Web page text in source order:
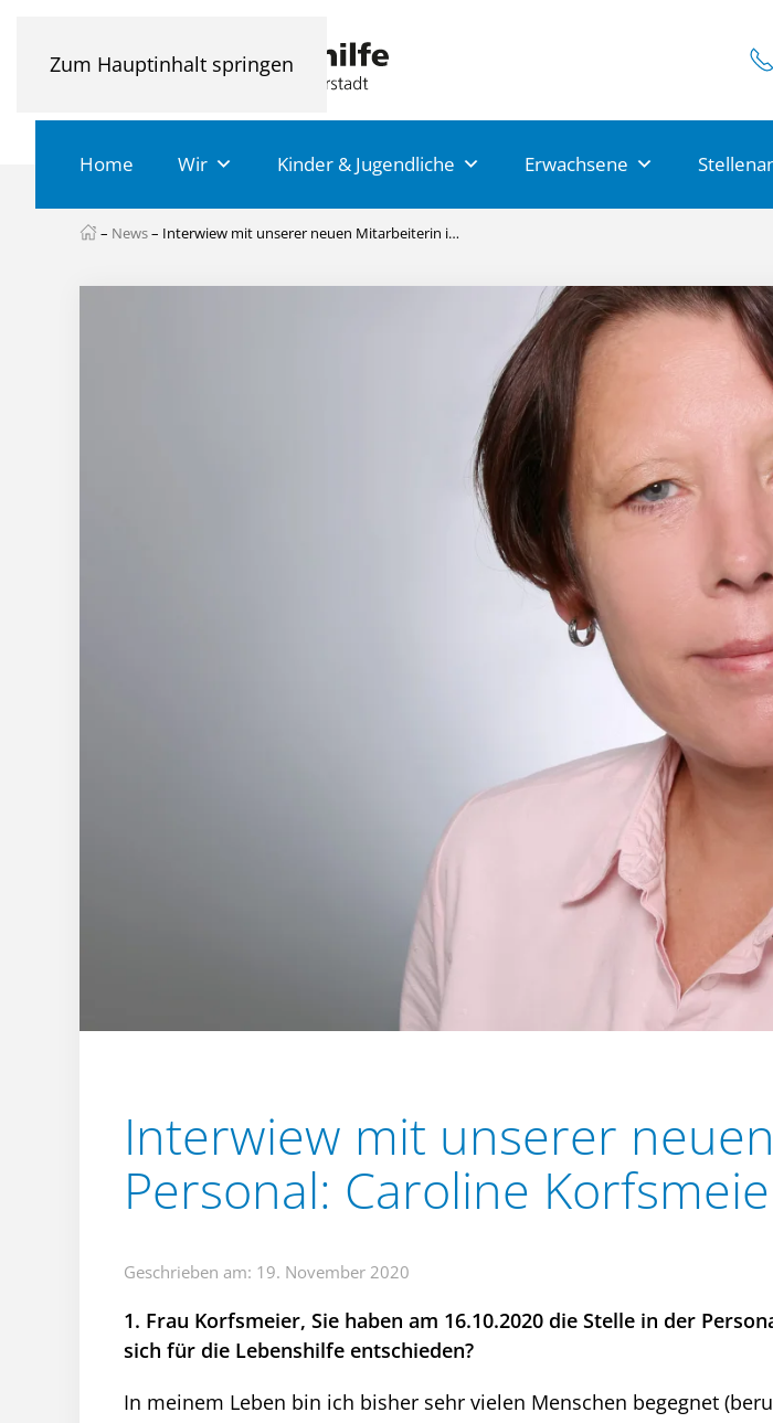
Zum Hauptinhalt springen
Home Wir Kinder & Jugendliche Erwachsene
– News– Interwiew mit unserer neuen Mitarbeiterin im Personal: Caroline Korfsmeier
Interwiew mit unserer
Personal: Caroline
Geschrieben am: 19. November 2020
1. Frau Korfsmeier, Sie haben am 16.10.2020 die Stelle in der
sich für die Lebenshilfe entschieden?
In meinem Leben bin ich bisher sehr vielen Menschen begegnet